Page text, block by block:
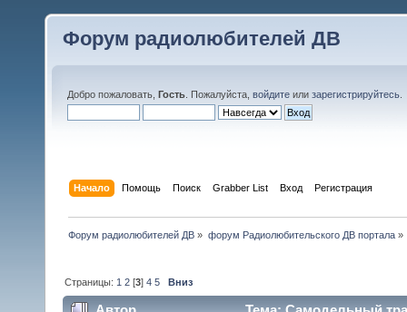
Форум радиолюбителей ДВ
Добро пожаловать, Гость . Пожалуйста, войдите или зарегистрируйтесь
Начало Помощь Поиск Grabber List Вход Регистрация
Форум радиолюбителей ДВ » форум Радиолюбительского ДВ портала»
Страницы: 1 2 [3]4 5 Вниз